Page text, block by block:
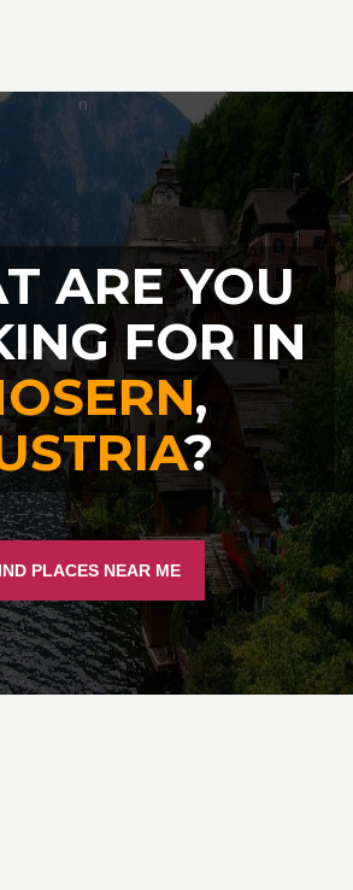
ARE YOU
FOR IN
,
?
PLACES NEAR ME